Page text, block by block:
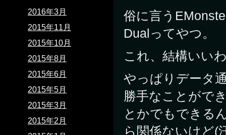
俗に言う
Dualってやつ。
これ、結構いい
やっぱりデータ
勝手なことがで
とかでもできる
ら関係ないけど(
2016年3月
2015年11月
2015年10月
2015年8月
2015年6月
2015年5月
2015年3月
2015年2月